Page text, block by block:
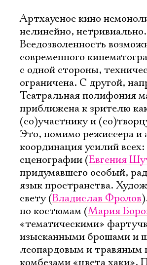
Артхаусное кино
нелинейно, нетривиально.
Вседозволенность
современного
с одной стороны,
ограничена. С другой,
Театральная полифония
приближена к зрителю
(со)участнику и
Это, помимо режиссера и
координация усилий
сценографии (Евгения
придумавшего особый,
язык пространства.
свету (Владислав Фролов
по костюмам (Мария
«тематическими»
изысканными брошами и
леопардовым и травяным
Электропочта